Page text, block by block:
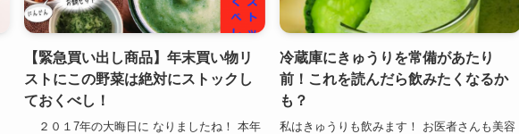
【緊急買い出し商品】年末買い物リ
ストにこの野菜は絶対にストックし
ておくべし！
２０１7年の大晦日に なりましたね！ 本年
冷蔵庫にきゅうりを常備があたり
前！これを読んだら飲みたくなるか
も？
私はきゅうりも飲みます！ お医者さんも美容